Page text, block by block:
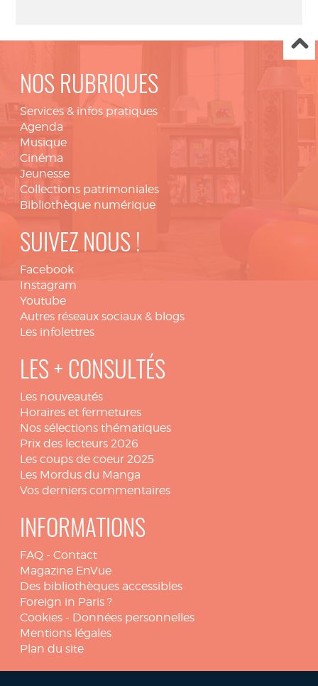
NOS RUBRIQUES
Services & infos pratiques
Agenda
Musique
Cinéma
Jeunesse
Collections patrimoniales
Bibliothèque numérique
SUIVEZ NOUS !
Facebook
Instagram
Youtube
Autres réseaux sociaux & blogs
Les infolettres
LES + CONSULTÉS
Les nouveautés
Horaires et fermetures
Nos sélections thématiques
Prix des lecteurs 2026
Les coups de coeur 2025
Les Mordus du Manga
Vos derniers commentaires
INFORMATIONS
FAQ - Contact
Magazine EnVue
Des bibliothèques accessibles
Foreign in Paris ?
Cookies - Données personnelles
Mentions légales
Plan du site